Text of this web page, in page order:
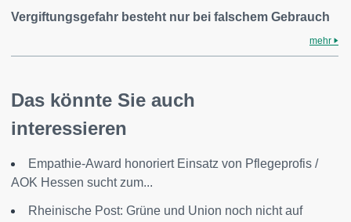
Vergiftungsgefahr besteht nur bei falschem Gebrauch
mehr
Das könnte Sie auch
interessieren
Empathie-Award honoriert Einsatz von Pflegeprofis /
AOK Hessen sucht zum...
Rheinische Post: Grüne und Union noch nicht auf